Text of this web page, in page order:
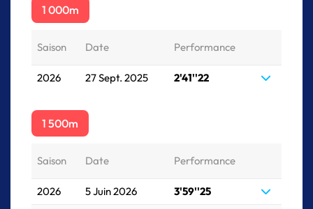
1 000m
Saison Date Performance
2026 27 Sept. 2025 2'41''22
1 500m
Saison Date Performance
2026 5 Juin 2026
3'59''25